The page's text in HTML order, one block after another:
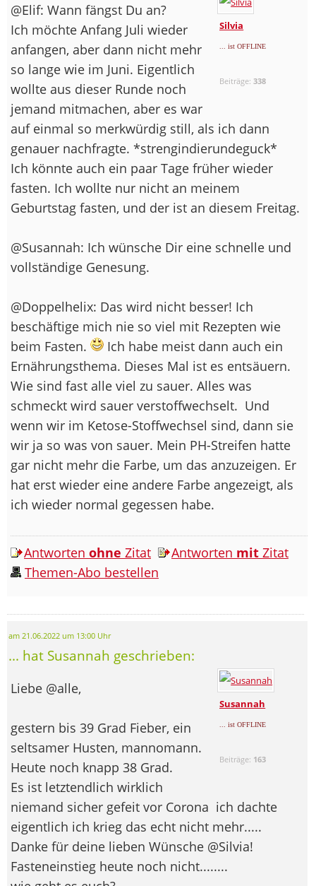
Silvia
... ist OFFLINE
Beiträge:338
@Elif: Wann fängst Du an?
Ich möchte Anfang Juli wieder
anfangen, aber dann nicht mehr
so lange wie im Juni. Eigentlich
wollte aus dieser Runde noch
jemand mitmachen, aber es war
auf einmal so merkwürdig still, als ich dann
genauer nachfragte. *strengindierundeguck*
Ich könnte auch ein paar Tage früher wieder
fasten. Ich wollte nur nicht an meinem
Geburtstag fasten, und der ist an diesem Freitag.
@Susannah: Ich wünsche Dir eine schnelle und
vollständige Genesung.
@Doppelhelix: Das wird nicht besser! Ich
beschäftige mich nie so viel mit Rezepten wie
beim Fasten.
Ich habe meist dann auch ein
Ernährungsthema. Dieses Mal ist es entsäuern.
Wie sind fast alle viel zu sauer. Alles was
schmeckt wird sauer verstoffwechselt. Und
wenn wir im Ketose-Stoffwechsel sind, dann sie
wir ja so was von sauer. Mein PH-Streifen hatte
gar nicht mehr die Farbe, um das anzuzeigen. Er
hat erst wieder eine andere Farbe angezeigt, als
ich wieder normal gegessen habe.
Antworten ohne Zitat Antworten mit Zitat
Themen-Abo bestellen
am 21.06.2022 um 13:00 Uhr
... hat Susannah geschrieben:
Susannah
... ist OFFLINE
Beiträge: 163
Liebe @alle,
gestern bis 39 Grad Fieber, ein
seltsamer Husten, mannomann.
Heute noch knapp 38 Grad.
Es ist letztendlich wirklich
niemand sicher gefeit vor Corona ich dachte
eigentlich ich krieg das echt nicht mehr.....
Danke für deine lieben Wünsche @Silvia!
Fasteneinstieg heute noch nicht........